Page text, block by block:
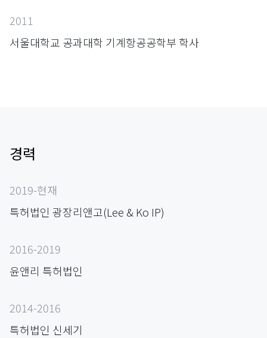
2011
서울대학교 공과대학 기계항공공학부 학사
경력
2019-현재
특허법인 광장리앤고(Lee & Ko IP)
2016-2019
윤앤리 특허법인
2014-2016
특허법인 신세기